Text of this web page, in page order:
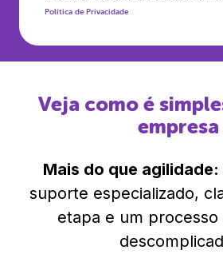
Política de Privacidade
Veja como é
empresa
Mais do que agilidade:
suporte especializado,
etapa e um